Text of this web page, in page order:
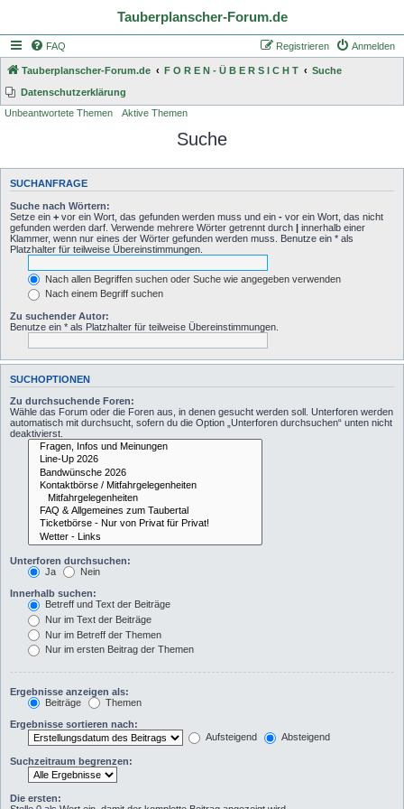
Tauberplanscher-Forum.de
FAQ Anmelden
Registrieren
Tauberplanscher-Forum.de F O R E N - Ü B E R S I C H T
Suche
Datenschutzerklärung
Unbeantwortete Themen
Aktive Themen
Suche
SUCHANFRAGE
Suche nach Wörtern:
Setze ein + vor ein Wort, das gefunden werden muss und ein - vor ein Wort, das nicht
gefunden werden darf. Verwende mehrere Wörter getrennt durch | innerhalb einer
Klammer, wenn nur eines der Wörter gefunden werden muss. Benutze ein * als
Platzhalter für teilweise Übereinstimmungen.
Nach allen Begriffen suchen oder Suche wie angegeben verwenden
Nach einem Begriff suchen
Zu suchender Autor:
Benutze ein * als Platzhalter für teilweise Übereinstimmungen.
SUCHOPTIONEN
Zu durchsuchende Foren:
Wähle das Forum oder die Foren aus, in denen gesucht werden soll. Unterforen werden
automatisch mit durchsucht, sofern du die Option „Unterforen durchsuchen“ unten nicht
deaktivierst.
Unterforen durchsuchen:
Ja
Nein
Innerhalb suchen:
Betreff und Text der Beiträge
Nur im Text der Beiträge
Nur im Betreff der Themen
Nur im ersten Beitrag der Themen
Ergebnisse anzeigen als:
Beiträge
Themen
Ergebnisse sortieren nach:
Aufsteigend
Absteigend
Suchzeitraum begrenzen:
Die ersten: